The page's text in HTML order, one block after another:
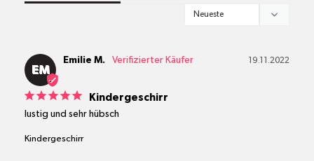
EM
19.11.2022
Emilie M.
Kindergeschirr
lustig und sehr hübsch
Kindergeschirr